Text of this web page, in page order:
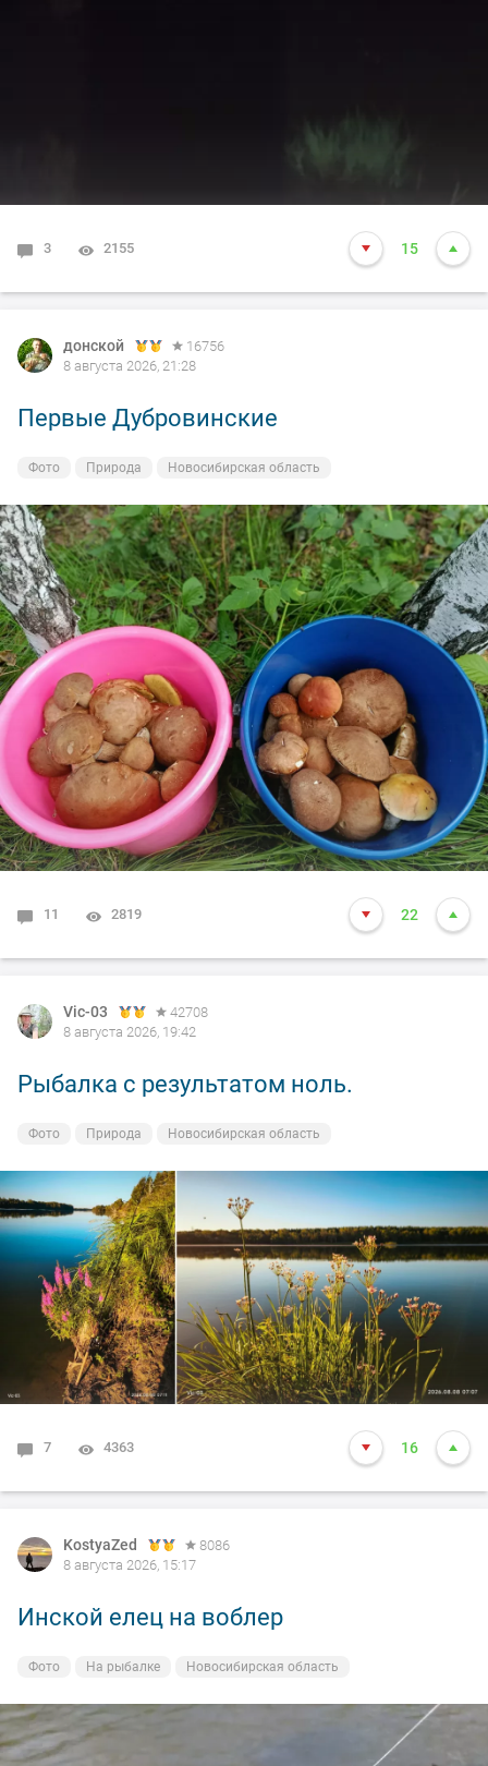
3 2155 15
донской
16756
8 августа 2026, 21:28
Первые Дубровинские
Фото Природа Новосибирская область
11 2819 22
Vic-03
42708
8 августа 2026, 19:42
Рыбалка с результатом ноль.
Фото Природа Новосибирская область
7 4363 16
KostyaZed
8086
8 августа 2026, 15:17
Инской елец на воблер
Фото На рыбалке Новосибирская область